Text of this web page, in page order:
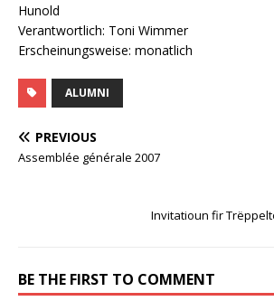
Hunold
Verantwortlich: Toni Wimmer
Erscheinungsweise: monatlich
ALUMNI
PREVIOUS
Assemblée générale 2007
Invitatioun fir
BE THE FIRST TO COMMENT